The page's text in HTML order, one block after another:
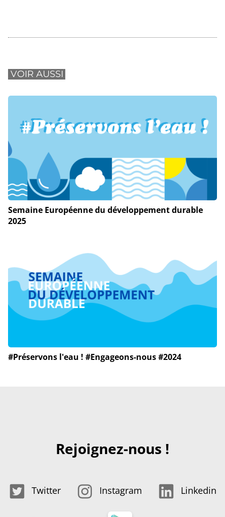
VOIR AUSSI
Semaine Européenne du développement durable
2025
#Préservons l'eau ! #Engageons-nous #2024
Rejoignez-nous !
Twitter Instagram Linkedin